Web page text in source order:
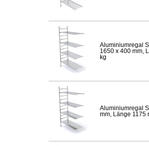
Aluminiumregal
1650 x 400 mm,
kg
Aluminiumregal
mm, Länge 1175